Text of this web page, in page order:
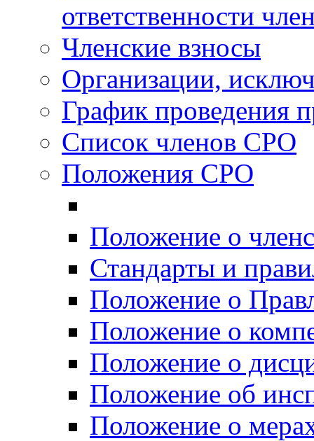
ответственности
Членские взносы
Организации,
График проведения
Список членов СРО
Положения СРО
Положение о
Стандарты и
Положение о
Положение о
Положение о
Положение об
Положение о